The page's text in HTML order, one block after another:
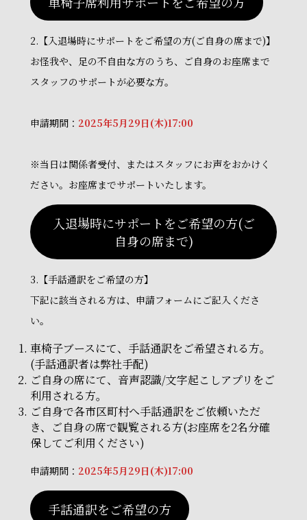
2.【入退場時にサポートをご希望の方(ご自身の席まで)】
お怪我や、足の不自由な方のうち、ご自身のお座席まで
スタッフのサポートが必要な方。
申請期間： 2025年5月29日(木)17:00
※当日は関係者受付、またはスタッフにお声をおかけく
ださい。お座席までサポートいたします。
入退場時にサポートをご希望の方(ご
自身の席まで)
3.【手話通訳をご希望の方】
下記に該当される方は、申請フォームにご記入くださ
い。
車椅子ブースにて、手話通訳をご希望される方。
(手話通訳者は弊社手配)
ご自身の席にて、音声認識/文字起こしアプリをご
利用される方。
ご自身で各市区町村へ手話通訳をご依頼いただ
き、ご自身の席で観覧される方(お座席を2名分確
保してご利用ください)
申請期間： 2025年5月29日(木)17:00
手話通訳をご希望の方